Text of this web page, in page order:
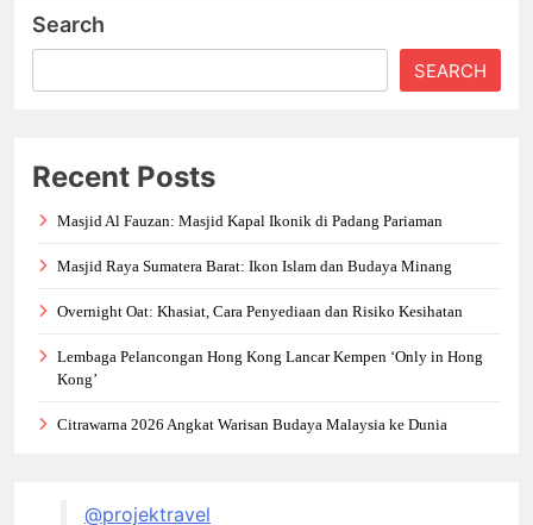
Search
SEARCH
Recent Posts
Masjid Al Fauzan: Masjid Kapal Ikonik di Padang Pariaman
Masjid Raya Sumatera Barat: Ikon Islam dan Budaya Minang
Overnight Oat: Khasiat, Cara Penyediaan dan Risiko Kesihatan
Lembaga Pelancongan Hong Kong Lancar Kempen ‘Only in Hong
Kong’
Citrawarna 2026 Angkat Warisan Budaya Malaysia ke Dunia
@projektravel